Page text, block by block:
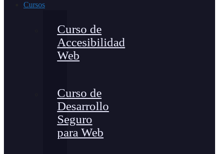
Cursos
Curso de
Accesibilidad
Web
Curso de
Desarrollo
Seguro
para Web